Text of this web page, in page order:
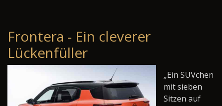
Frontera - Ein cleverer
Lückenfüller
„Ein SUVchen
mit sieben
Sitzen auf